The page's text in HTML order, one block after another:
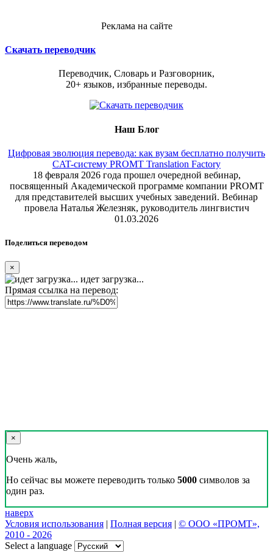
Реклама на сайте
Скачать переводчик
Переводчик, Словарь и Разговорник,
20+ языков, избранные переводы.
Наш Блог
Цифровая эволюция перевода: как вузам бесплатно получить
CAT-систему PROMT Translation Factory
18 февраля 2026 года прошел очередной вебинар,
посвященный Академической программе компании PROMT
для представителей высших учебных заведений. Вебинар
провела Наталья Железняк, руководитель лингвистич
01.03.2026
Поделиться переводом
×
идет загрузка...
Прямая ссылка на перевод:
×
Очень жаль,
Но сейчас вы можете переводить только 5000 символов за
один раз.
наверх
Условия использования | Полная версия | © ООО «ПРОМТ»,
2010 - 2026
Select a language